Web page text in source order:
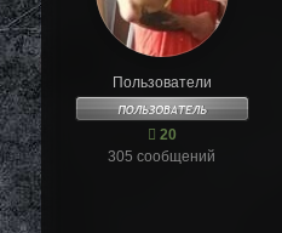
Пользователи
20
305 сообщений